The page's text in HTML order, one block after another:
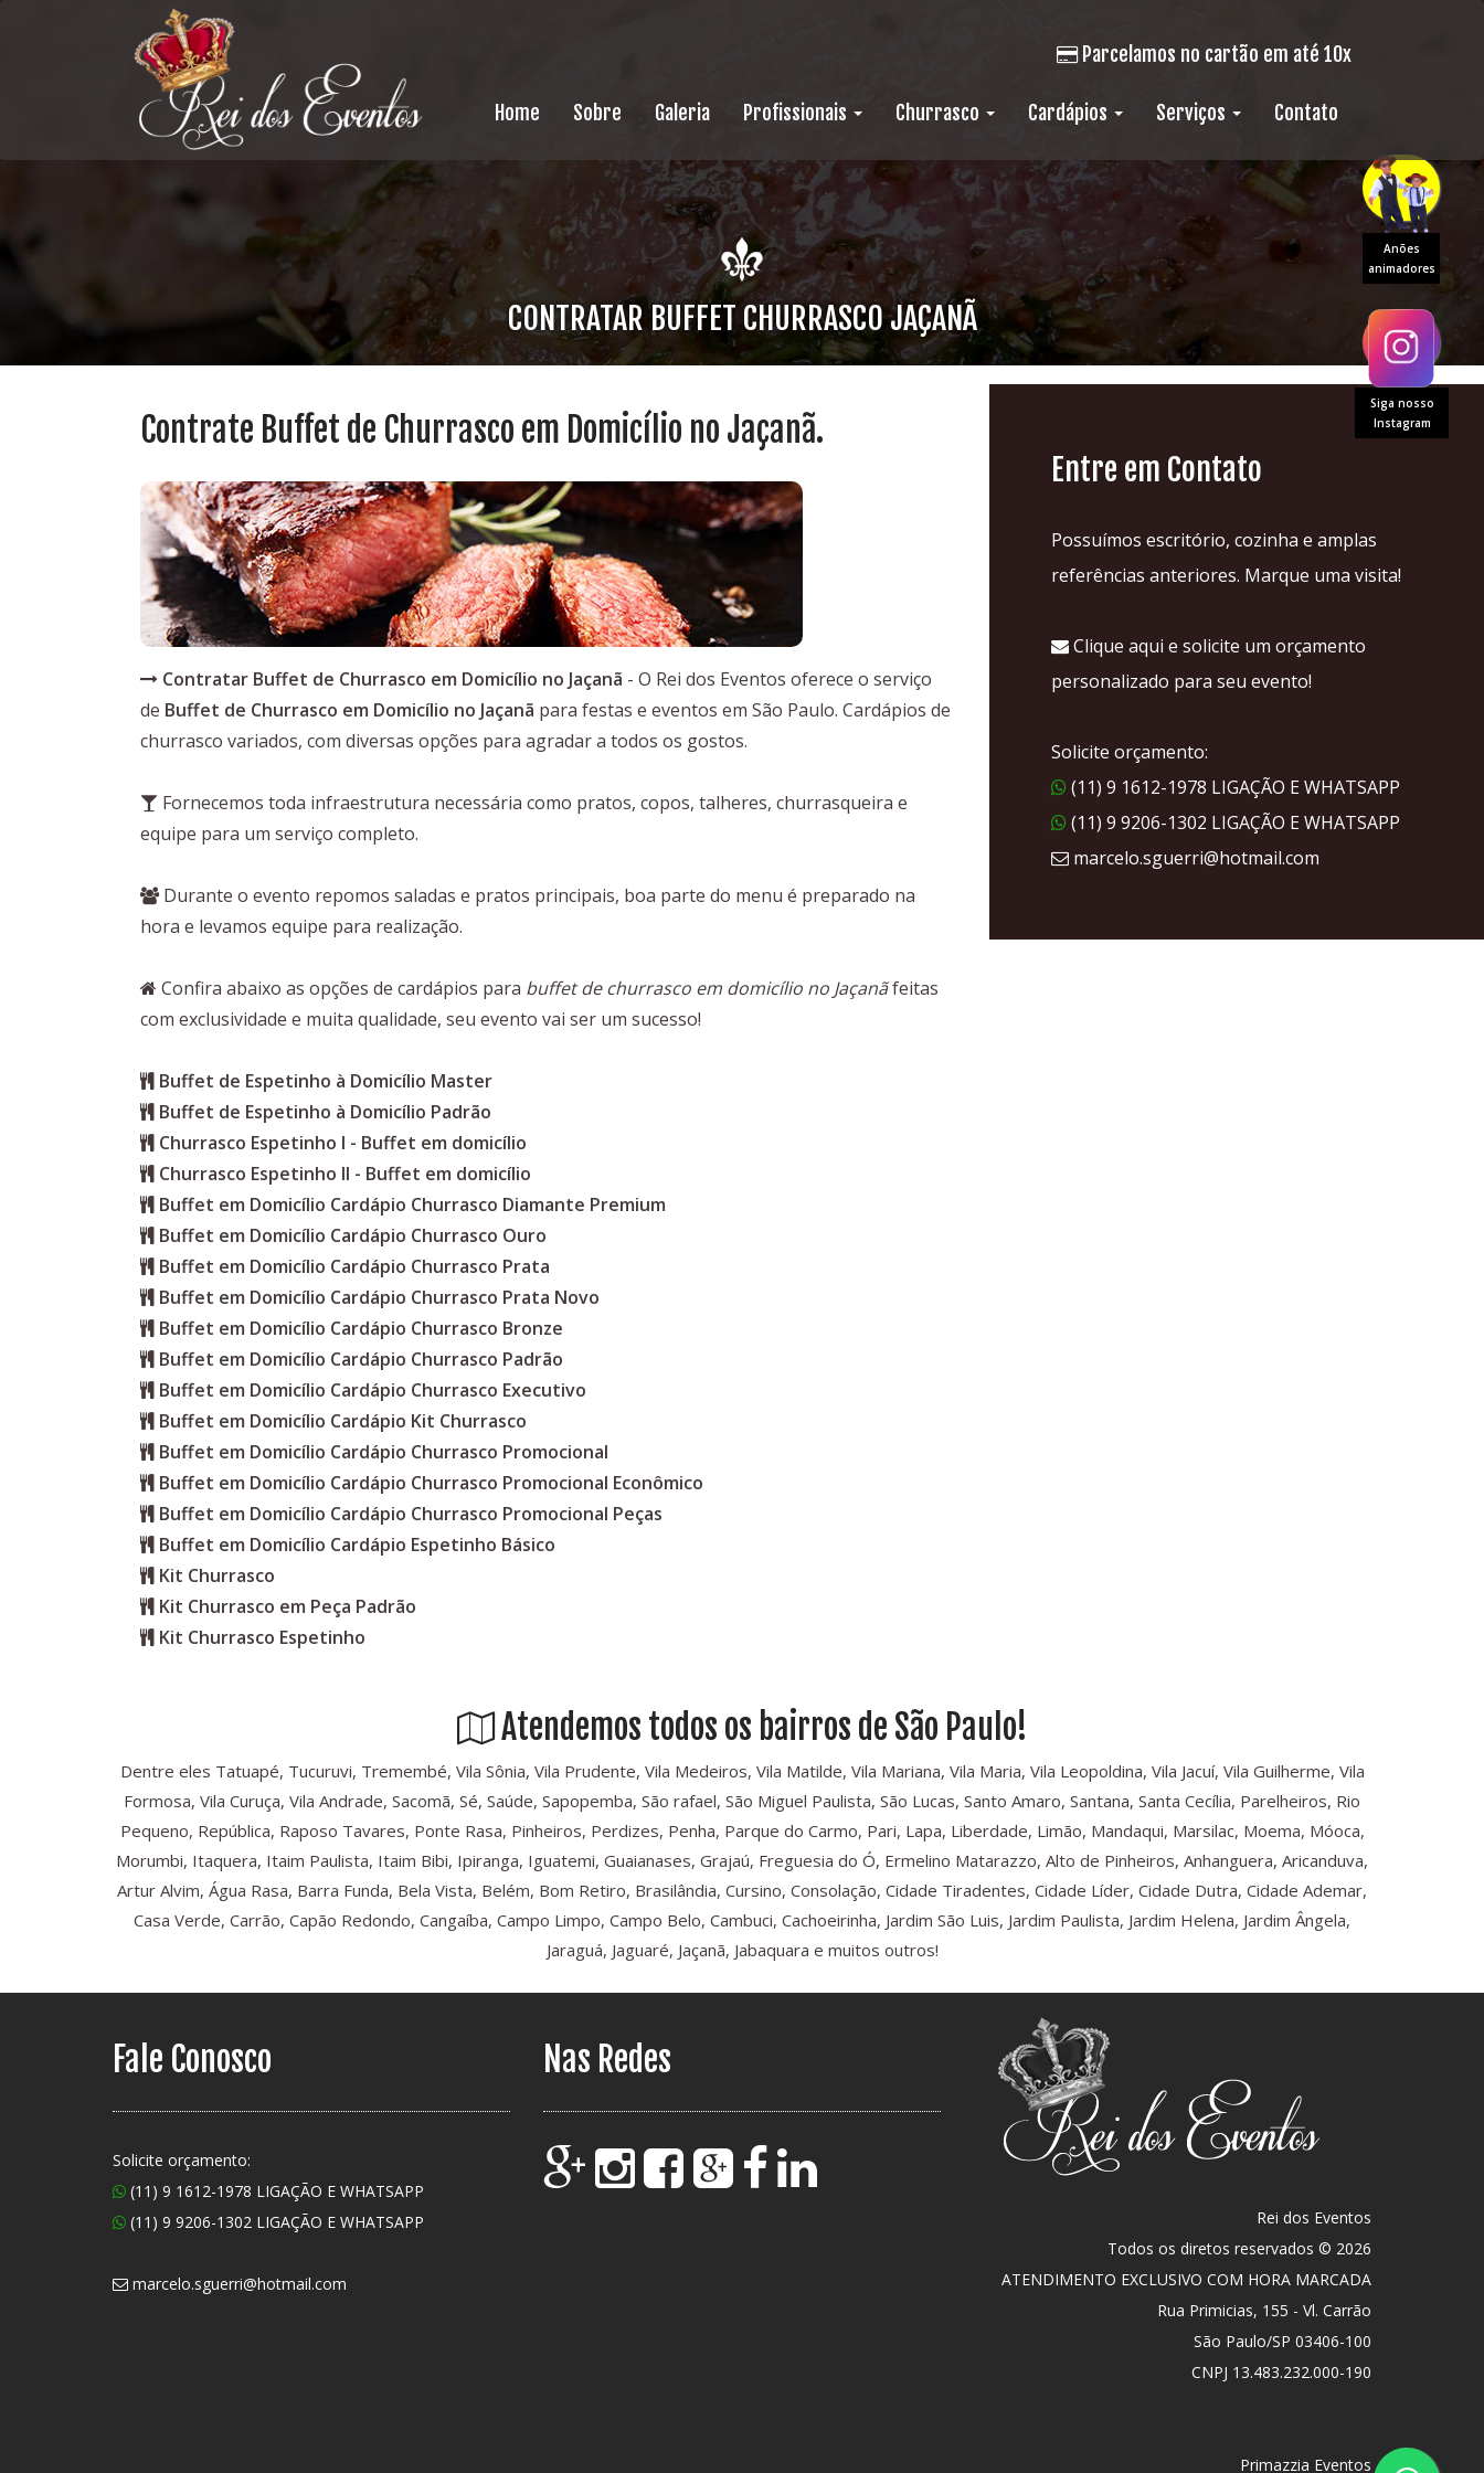
Anões
animadores
Siga nosso
Instagram
Home Sobre Galeria Profissionais Churrasco Cardápios Serviços Contato
Parcelamos no cartão em até 10x
CONTRATAR BUFFET CHURRASCO JAÇANÃ
Contrate Buffet de Churrasco em Domicílio no Jaçanã.
Contratar Buffet de Churrasco em Domicílio no Jaçanã - O Rei dos Eventos oferece o serviço
de Buffet de Churrasco em Domicílio no Jaçanã para festas e eventos em São Paulo. Cardápios de
churrasco variados, com diversas opções para agradar a todos os gostos.
Fornecemos toda infraestrutura necessária como pratos, copos, talheres, churrasqueira e
equipe para um serviço completo.
Durante o evento repomos saladas e pratos principais, boa parte do menu é preparado na
hora e levamos equipe para realização.
Confira abaixo as opções de cardápios para buffet de churrasco em domicílio no Jaçanãfeitas
com exclusividade e muita qualidade, seu evento vai ser um sucesso!
Buffet de Espetinho à Domicílio Master
Buffet de Espetinho à Domicílio Padrão
Churrasco Espetinho I - Buffet em domicílio
Churrasco Espetinho II - Buffet em domicílio
Buffet em Domicílio Cardápio Churrasco Diamante Premium
Buffet em Domicílio Cardápio Churrasco Ouro
Buffet em Domicílio Cardápio Churrasco Prata
Buffet em Domicílio Cardápio Churrasco Prata Novo
Buffet em Domicílio Cardápio Churrasco Bronze
Buffet em Domicílio Cardápio Churrasco Padrão
Buffet em Domicílio Cardápio Churrasco Executivo
Buffet em Domicílio Cardápio Kit Churrasco
Buffet em Domicílio Cardápio Churrasco Promocional
Buffet em Domicílio Cardápio Churrasco Promocional Econômico
Buffet em Domicílio Cardápio Churrasco Promocional Peças
Buffet em Domicílio Cardápio Espetinho Básico
Kit Churrasco
Kit Churrasco em Peça Padrão
Kit Churrasco Espetinho
Entre em Contato
Possuímos escritório, cozinha e amplas
referências anteriores. Marque uma visita!
Clique aqui e solicite um orçamento
personalizado para seu evento!
Solicite orçamento:
(11) 9 1612-1978 LIGAÇÃO E WHATSAPP
(11) 9 9206-1302 LIGAÇÃO E WHATSAPP
marcelo.sguerri@hotmail.com
Atendemos todos os bairros de São Paulo!
Dentre eles Tatuapé, Tucuruvi, Tremembé, Vila Sônia, Vila Prudente, Vila Medeiros, Vila Matilde, Vila Mariana, Vila Maria, Vila Leopoldina, Vila Jacuí, Vila Guilherme, Vila
Formosa, Vila Curuça, Vila Andrade, Sacomã, Sé, Saúde, Sapopemba, São rafael, São Miguel Paulista, São Lucas, Santo Amaro, Santana, Santa Cecília, Parelheiros, Rio
Pequeno, República, Raposo Tavares, Ponte Rasa, Pinheiros, Perdizes, Penha, Parque do Carmo, Pari, Lapa, Liberdade, Limão, Mandaqui, Marsilac, Moema, Móoca,
Morumbi, Itaquera, Itaim Paulista, Itaim Bibi, Ipiranga, Iguatemi, Guaianases, Grajaú, Freguesia do Ó, Ermelino Matarazzo, Alto de Pinheiros, Anhanguera, Aricanduva,
Artur Alvim, Água Rasa, Barra Funda, Bela Vista, Belém, Bom Retiro, Brasilândia, Cursino, Consolação, Cidade Tiradentes, Cidade Líder, Cidade Dutra, Cidade Ademar,
Casa Verde, Carrão, Capão Redondo, Cangaíba, Campo Limpo, Campo Belo, Cambuci, Cachoeirinha, Jardim São Luis, Jardim Paulista, Jardim Helena, Jardim Ângela,
Jaraguá, Jaguaré, Jaçanã, Jabaquara e muitos outros!
Fale Conosco
Solicite orçamento:
(11) 9 1612-1978 LIGAÇÃO E WHATSAPP
(11) 9 9206-1302 LIGAÇÃO E WHATSAPP
marcelo.sguerri@hotmail.com
Nas Redes
Rei dos Eventos
Todos os diretos reservados © 2026
ATENDIMENTO EXCLUSIVO COM HORA MARCADA
Rua Primicias, 155 - Vl. Carrão
São Paulo/SP 03406-100
CNPJ 13.483.232.000-190
Primazzia Eventos